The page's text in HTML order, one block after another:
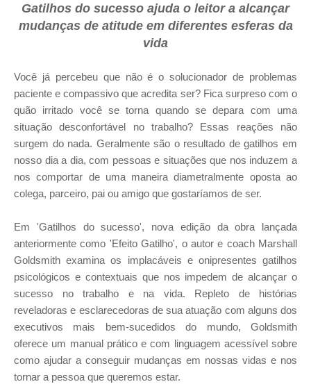
Gatilhos do sucesso ajuda o leitor a alcançar
mudanças de atitude em diferentes esferas da
vida
Você já percebeu que não é o solucionador de problemas
paciente e compassivo que acredita ser? Fica surpreso com o
quão irritado você se torna quando se depara com uma
situação desconfortável no trabalho? Essas reações não
surgem do nada. Geralmente são o resultado de gatilhos em
nosso dia a dia, com pessoas e situações que nos induzem a
nos comportar de uma maneira diametralmente oposta ao
colega, parceiro, pai ou amigo que gostaríamos de ser.
Em 'Gatilhos do sucesso', nova edição da obra lançada
anteriormente como 'Efeito Gatilho', o autor e coach Marshall
Goldsmith examina os implacáveis e onipresentes gatilhos
psicológicos e contextuais que nos impedem de alcançar o
sucesso no trabalho e na vida. Repleto de histórias
reveladoras e esclarecedoras de sua atuação com alguns dos
executivos mais bem-sucedidos do mundo, Goldsmith
oferece um manual prático e com linguagem acessível sobre
como ajudar a conseguir mudanças em nossas vidas e nos
tornar a pessoa que queremos estar.